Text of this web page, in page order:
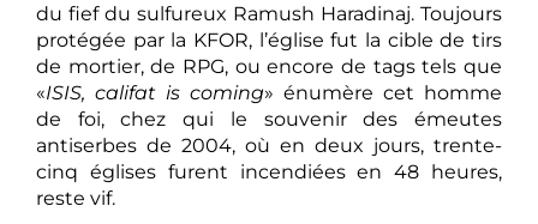
du fief du sulfureux Ramush Haradinaj. Toujours
protégée par la KFOR, l’église fut la cible de tirs
de mortier, de RPG, ou encore de tags tels que
«ISIS, califat is coming» énumère cet homme
de foi, chez qui le souvenir des émeutes
antiserbes de 2004, où en deux jours, trente-
cinq églises furent incendiées en 48 heures,
reste vif.